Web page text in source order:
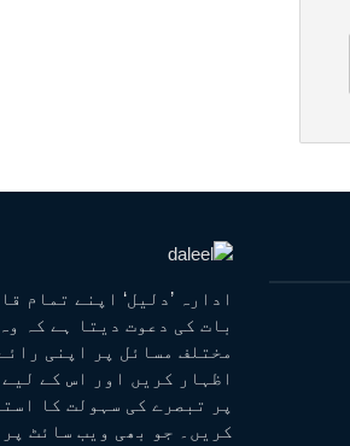
ادارہ ’دلیل‘ اپنے تمام
بات کی دعوت دیتا ہے کہ
مختلف مسائل پر اپنی
اظہار کریں اور اس کے لیے
پر تبصرے کی سہولت کا
کریں۔ جو بھی ویب سائٹ پر